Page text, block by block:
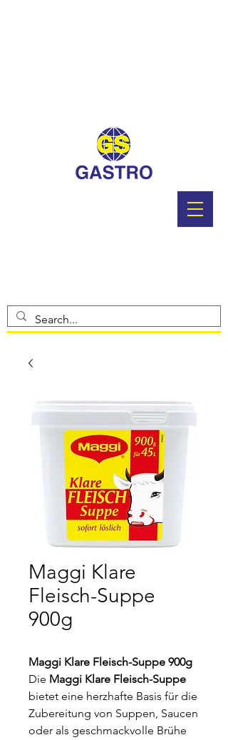
Maggi Klare
Fleisch-Suppe
900g
Maggi Klare Fleisch-Suppe 900g
Die Maggi Klare Fleisch-Suppe
bietet eine herzhafte Basis für die
Zubereitung von Suppen, Saucen
oder als geschmackvolle Brühe